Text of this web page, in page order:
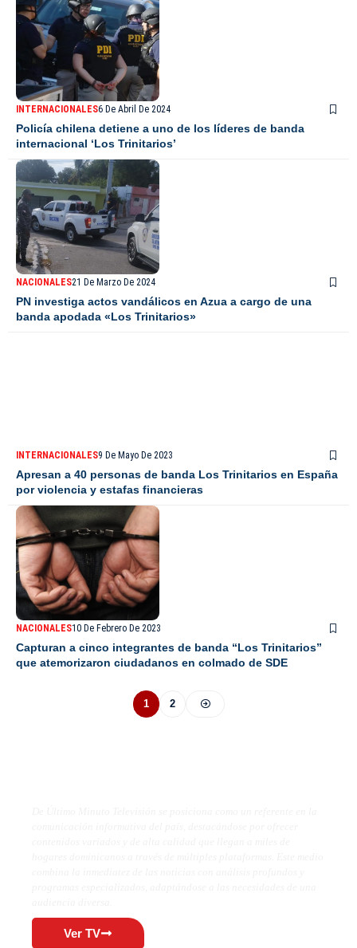
INTERNACIONALES6 De Abril De 2024
Policía chilena detiene a uno de los líderes de banda
internacional ‘Los Trinitarios’
NACIONALES21 De Marzo De 2024
PN investiga actos vandálicos en Azua a cargo de una
banda apodada «Los Trinitarios»
INTERNACIONALES9 De Mayo De 2023
Apresan a 40 personas de banda Los Trinitarios en España
por violencia y estafas financieras
NACIONALES10 De Febrero De 2023
Capturan a cinco integrantes de banda “Los Trinitarios”
que atemorizaron ciudadanos en colmado de SDE
1 2
Ver TV